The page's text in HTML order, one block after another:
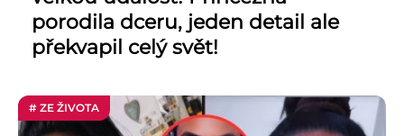
porodila dceru, jeden detail ale
překvapil celý svět!
# ZE ŽIVOTA